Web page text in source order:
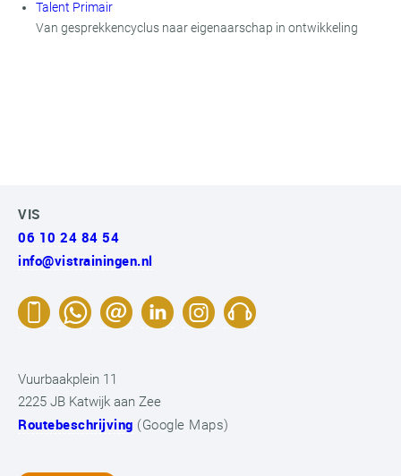
Talent Primair
Van gesprekkencyclus naar eigenaarschap in ontwikkeling
VIS
06 10 24 84 54
info@vistrainingen.nl
Vuurbaakplein 11
2225 JB Katwijk aan Zee
Routebeschrijving (Google Maps)